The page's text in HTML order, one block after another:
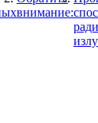
внимание: